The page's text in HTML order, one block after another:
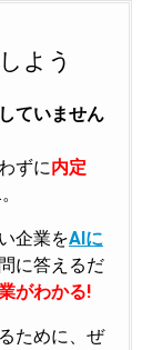
よう
ていません
ずに内定
企業をAIに
に答えるだ
がわかる!
ために、ぜ